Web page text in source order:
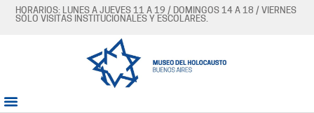
HORARIOS: LUNES A JUEVES 11 A 19 / DOMINGOS 14 A 18 / VIERNES
SÓLO VISITAS INSTITUCIONALES Y ESCOLARES.